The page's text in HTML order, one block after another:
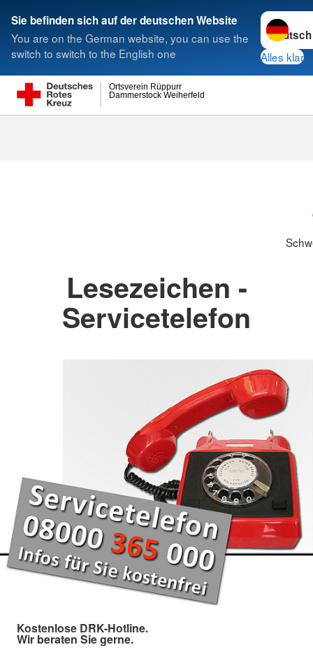
Sie befinden sich auf der deutschen Website
You are on the German website, you can use the
switch to switch to the English one
Sprache
Alles klar
Dammerstock Weiherfeld
Ortsverein Rüppurr
Suche
Lesezeichen -
Servicetelefon
Kostenlose DRK-Hotline.
Wir beraten Sie gerne.